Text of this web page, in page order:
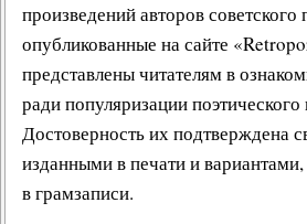
произведений авторов советского
опубликованные на сайте
представлены читателям в
ради популяризации поэтического
Достоверность их подтверждена
изданными в печати и
в грамзаписи.